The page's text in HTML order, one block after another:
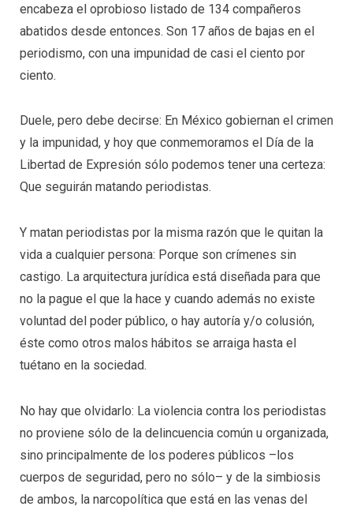
encabeza el oprobioso listado de 134 compañeros
abatidos desde entonces. Son 17 años de bajas en el
periodismo, con una impunidad de casi el ciento por
ciento.
Duele, pero debe decirse: En México gobiernan el crimen
y la impunidad, y hoy que conmemoramos el Día de la
Libertad de Expresión sólo podemos tener una certeza:
Que seguirán matando periodistas.
Y matan periodistas por la misma razón que le quitan la
vida a cualquier persona: Porque son crímenes sin
castigo. La arquitectura jurídica está diseñada para que
no la pague el que la hace y cuando además no existe
voluntad del poder público, o hay autoría y/o colusión,
éste como otros malos hábitos se arraiga hasta el
tuétano en la sociedad.
No hay que olvidarlo: La violencia contra los periodistas
no proviene sólo de la delincuencia común u organizada,
sino principalmente de los poderes públicos –los
cuerpos de seguridad, pero no sólo– y de la simbiosis
de ambos, la narcopolítica que está en las venas del